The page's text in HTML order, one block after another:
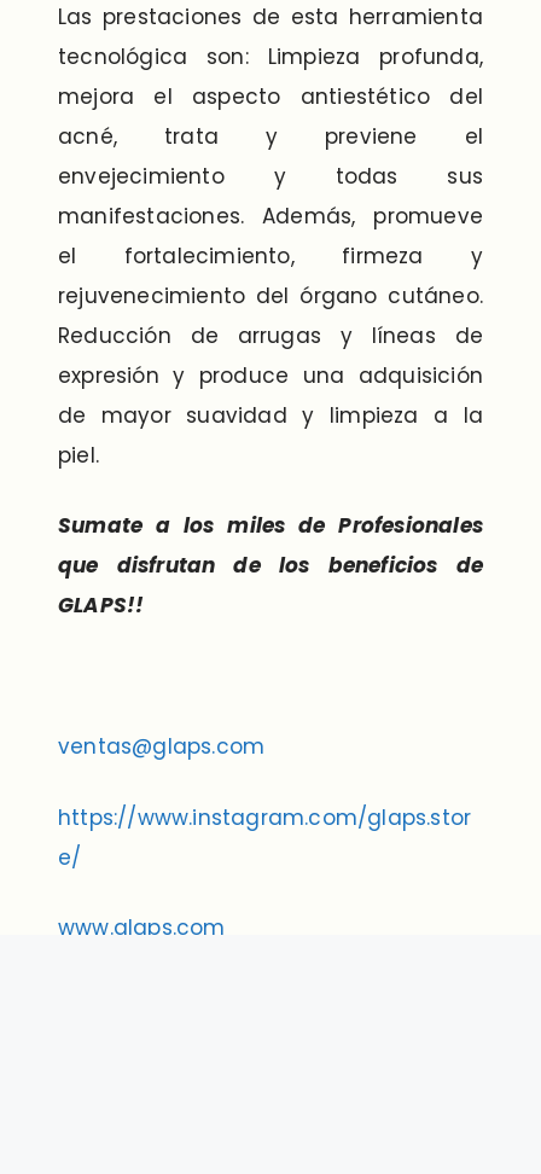
Las prestaciones de esta herramienta
tecnológica son: Limpieza profunda,
mejora el aspecto antiestético del
acné, trata y previene el
envejecimiento y todas sus
manifestaciones. Además, promueve
el fortalecimiento, firmeza y
rejuvenecimiento del órgano cutáneo.
Reducción de arrugas y líneas de
expresión y produce una adquisición
de mayor suavidad y limpieza a la
piel.
Sumate a los miles de Profesionales
que disfrutan de los beneficios de
GLAPS!!
ventas@glaps.com
https://www.instagram.com/glaps.stor
e/
www.glaps.com